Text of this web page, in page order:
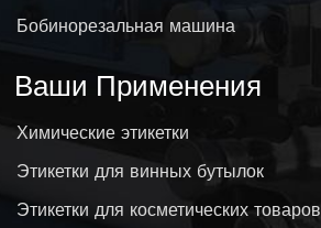
Бобинорезальная машина
Ваши Применения
Химические этикетки
Этикетки для винных бутылок
Этикетки для косметических товаров